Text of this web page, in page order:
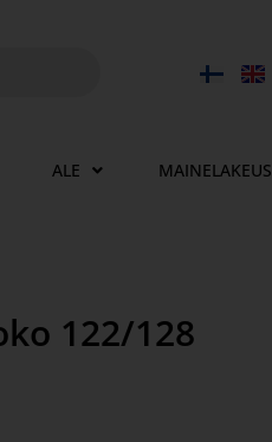
ALE MAINELAKEUS
122/128